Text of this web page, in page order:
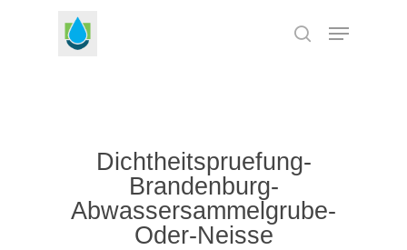
search
Menu
Dichtheitspruefung-
Brandenburg-
Abwassersammelgrube-
Oder-Neisse